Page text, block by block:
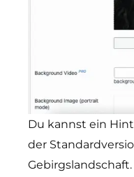
Du kannst ein
der